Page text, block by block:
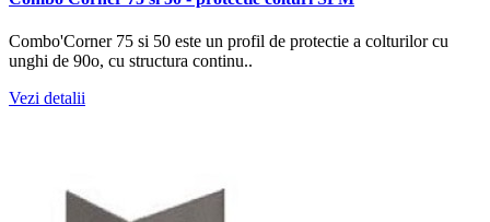
Combo'Corner 75 si 50 este un profil de protectie a colturilor cu
unghi de 90o, cu structura continu..
Vezi detalii